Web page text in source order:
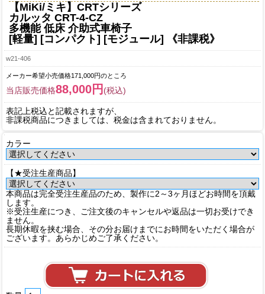
【MiKi/ミキ】CRTシリーズ
カルッタ CRT-4-CZ
多機能 低床 介助式車椅子
[軽量] [コンパクト] [モジュール] 《非課税》
w21-406
メーカー希望小売価格171,000円のところ
当店販売価格88,000円 (税込)
表記上税込と記載されますが、
非課税商品につきましては、税金は含まれておりません。
カラー
【★受注生産商品】
本商品は完全受注生産品のため、製作に2～3ヶ月ほどお時間を頂戴
します。
※受注生産につき、ご注文後のキャンセルや返品は一切お受けでき
ません。
長期休暇を挟む場合、その分お届けまでにお時間をいただく場合が
ございます。あらかじめご了承ください。